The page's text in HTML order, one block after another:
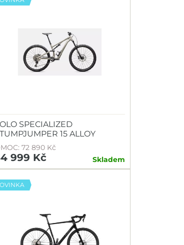
SPECIALIZED
15 ALLOY
72 890 Kč
999 Kč Skladem